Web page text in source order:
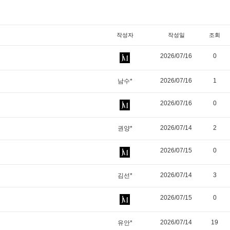
작성자 작성일 조회
2026/07/16 0
남수* 2026/07/16 1
2026/07/16 0
권양* 2026/07/14 2
2026/07/15 0
김선* 2026/07/14 3
2026/07/15 0
유안* 2026/07/14 19